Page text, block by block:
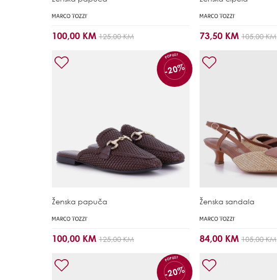
100,00 KM 125,00 KM 73,50 KM 105,00 KM
POPUST
-20%
Ženska papuča
100,00 KM 125,00 KM
Ženska sandala
84,00 KM 105,00 KM
POPUST
-20%